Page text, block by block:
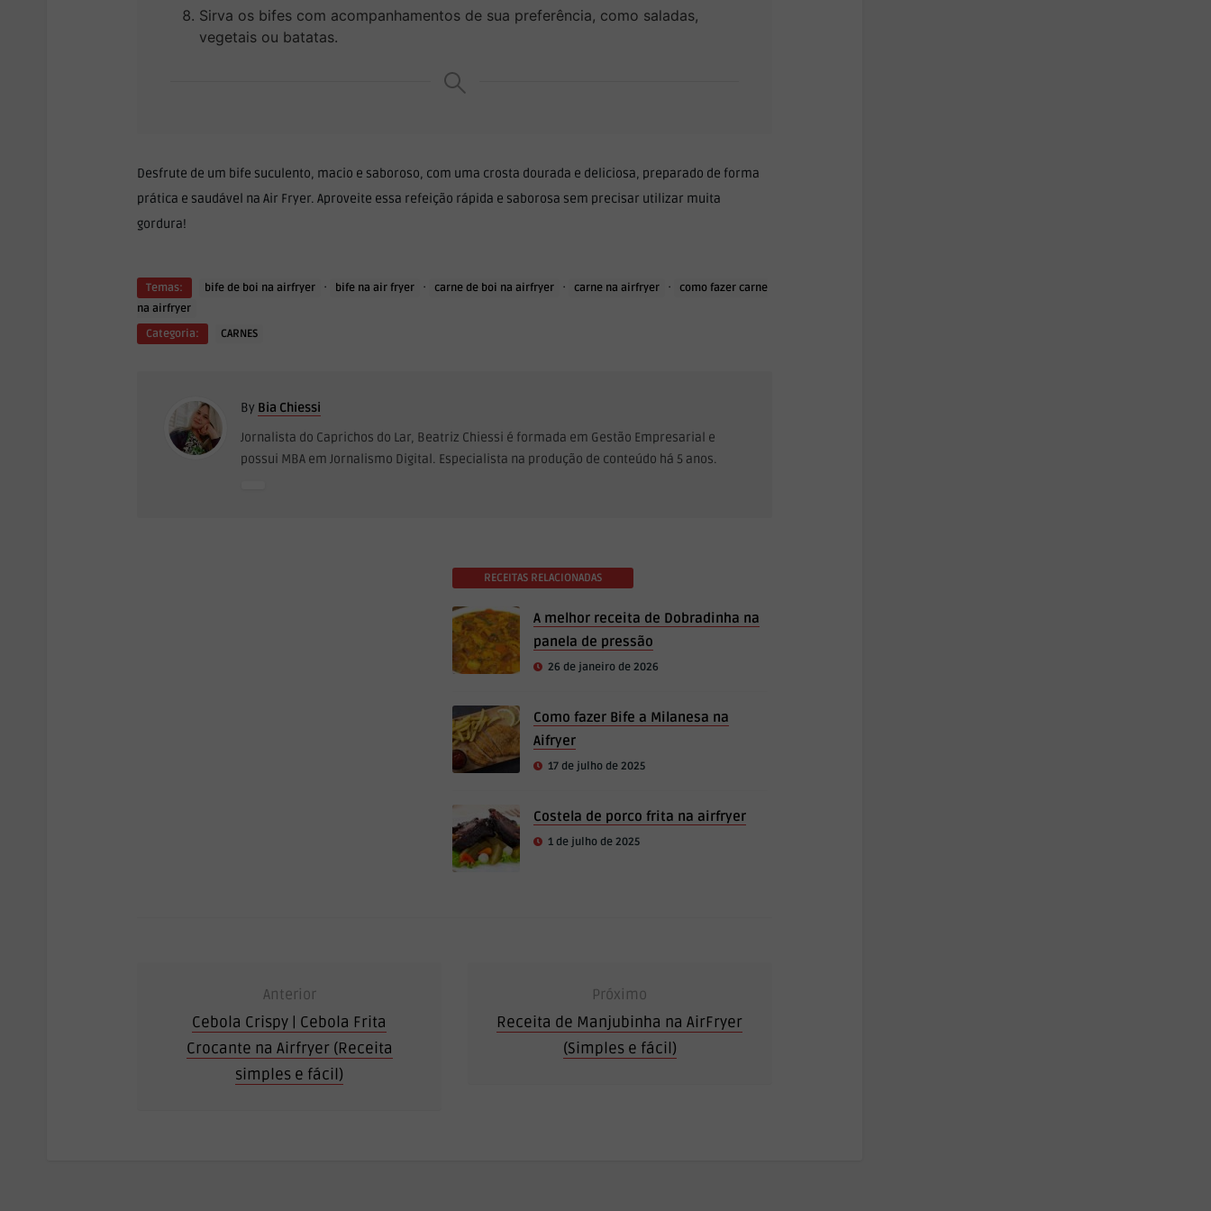
Sirva os bifes com acompanhamentos de sua preferência, como saladas,
vegetais ou batatas.
Desfrute de um bife suculento, macio e saboroso, com uma crosta dourada e deliciosa, preparado de forma
prática e saudável na Air Fryer. Aproveite essa refeição rápida e saborosa sem precisar utilizar muita
gordura!
Temas: bife de boi na airfryer · bife na air fryer · carne de boi na airfryer · carne na airfryer ·
como fazer carne
na airfryer
Categoria:
CARNES
By Bia Chiessi
Jornalista do Caprichos do Lar, Beatriz Chiessi é formada em Gestão Empresarial e
possui MBA em Jornalismo Digital. Especialista na produção de conteúdo há 5 anos.
RECEITAS RELACIONADAS
A melhor receita de Dobradinha na
panela de pressão
26 de janeiro de 2026
Como fazer Bife a Milanesa na
Aifryer
17 de julho de 2025
Costela de porco frita na airfryer
1 de julho de 2025
Anterior
Cebola Crispy | Cebola Frita
Crocante na Airfryer (Receita
simples e fácil)
Próximo
Receita de Manjubinha na AirFryer
(Simples e fácil)